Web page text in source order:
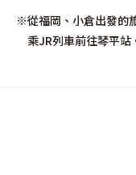
從福岡、小倉出發的
乘JR列車前往琴平站